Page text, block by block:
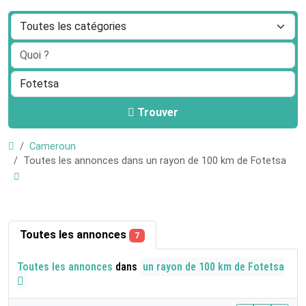
Trouver
Cameroun
Toutes les annonces dans un rayon de 100 km de Fotetsa
Toutes les annonces 7
Toutes les annonces dans un rayon de 100 km de Fotetsa